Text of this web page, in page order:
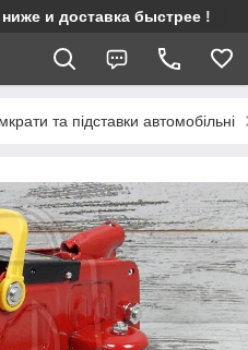
и доставка быстрее !
та підставки автомобільні